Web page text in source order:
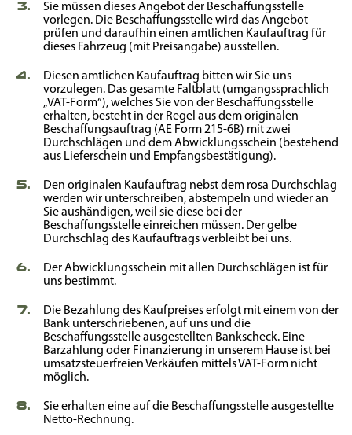
Sie müssen dieses Angebot der Beschaffungsstelle
vorlegen. Die Beschaffungsstelle wird das Angebot
prüfen und daraufhin einen amtlichen Kaufauftrag für
dieses Fahrzeug (mit Preisangabe) ausstellen.
Diesen amtlichen Kaufauftrag bitten wir Sie uns
vorzulegen. Das gesamte Faltblatt (umgangssprachlich
„VAT-Form“), welches Sie von der Beschaffungsstelle
erhalten, besteht in der Regel aus dem originalen
Beschaffungsauftrag (AE Form 215-6B) mit zwei
Durchschlägen und dem Abwicklungsschein (bestehend
aus Lieferschein und Empfangsbestätigung).
Den originalen Kaufauftrag nebst dem rosa Durchschlag
werden wir unterschreiben, abstempeln und wieder an
Sie aushändigen, weil sie diese bei der
Beschaffungsstelle einreichen müssen. Der gelbe
Durchschlag des Kaufauftrags verbleibt bei uns.
Der Abwicklungsschein mit allen Durchschlägen ist für
uns bestimmt.
Die Bezahlung des Kaufpreises erfolgt mit einem von der
Bank unterschriebenen, auf uns und die
Beschaffungsstelle ausgestellten Bankscheck. Eine
Barzahlung oder Finanzierung in unserem Hause ist bei
umsatzsteuerfreien Verkäufen mittels VAT-Form nicht
möglich.
Sie erhalten eine auf die Beschaffungsstelle ausgestellte
Netto-Rechnung.